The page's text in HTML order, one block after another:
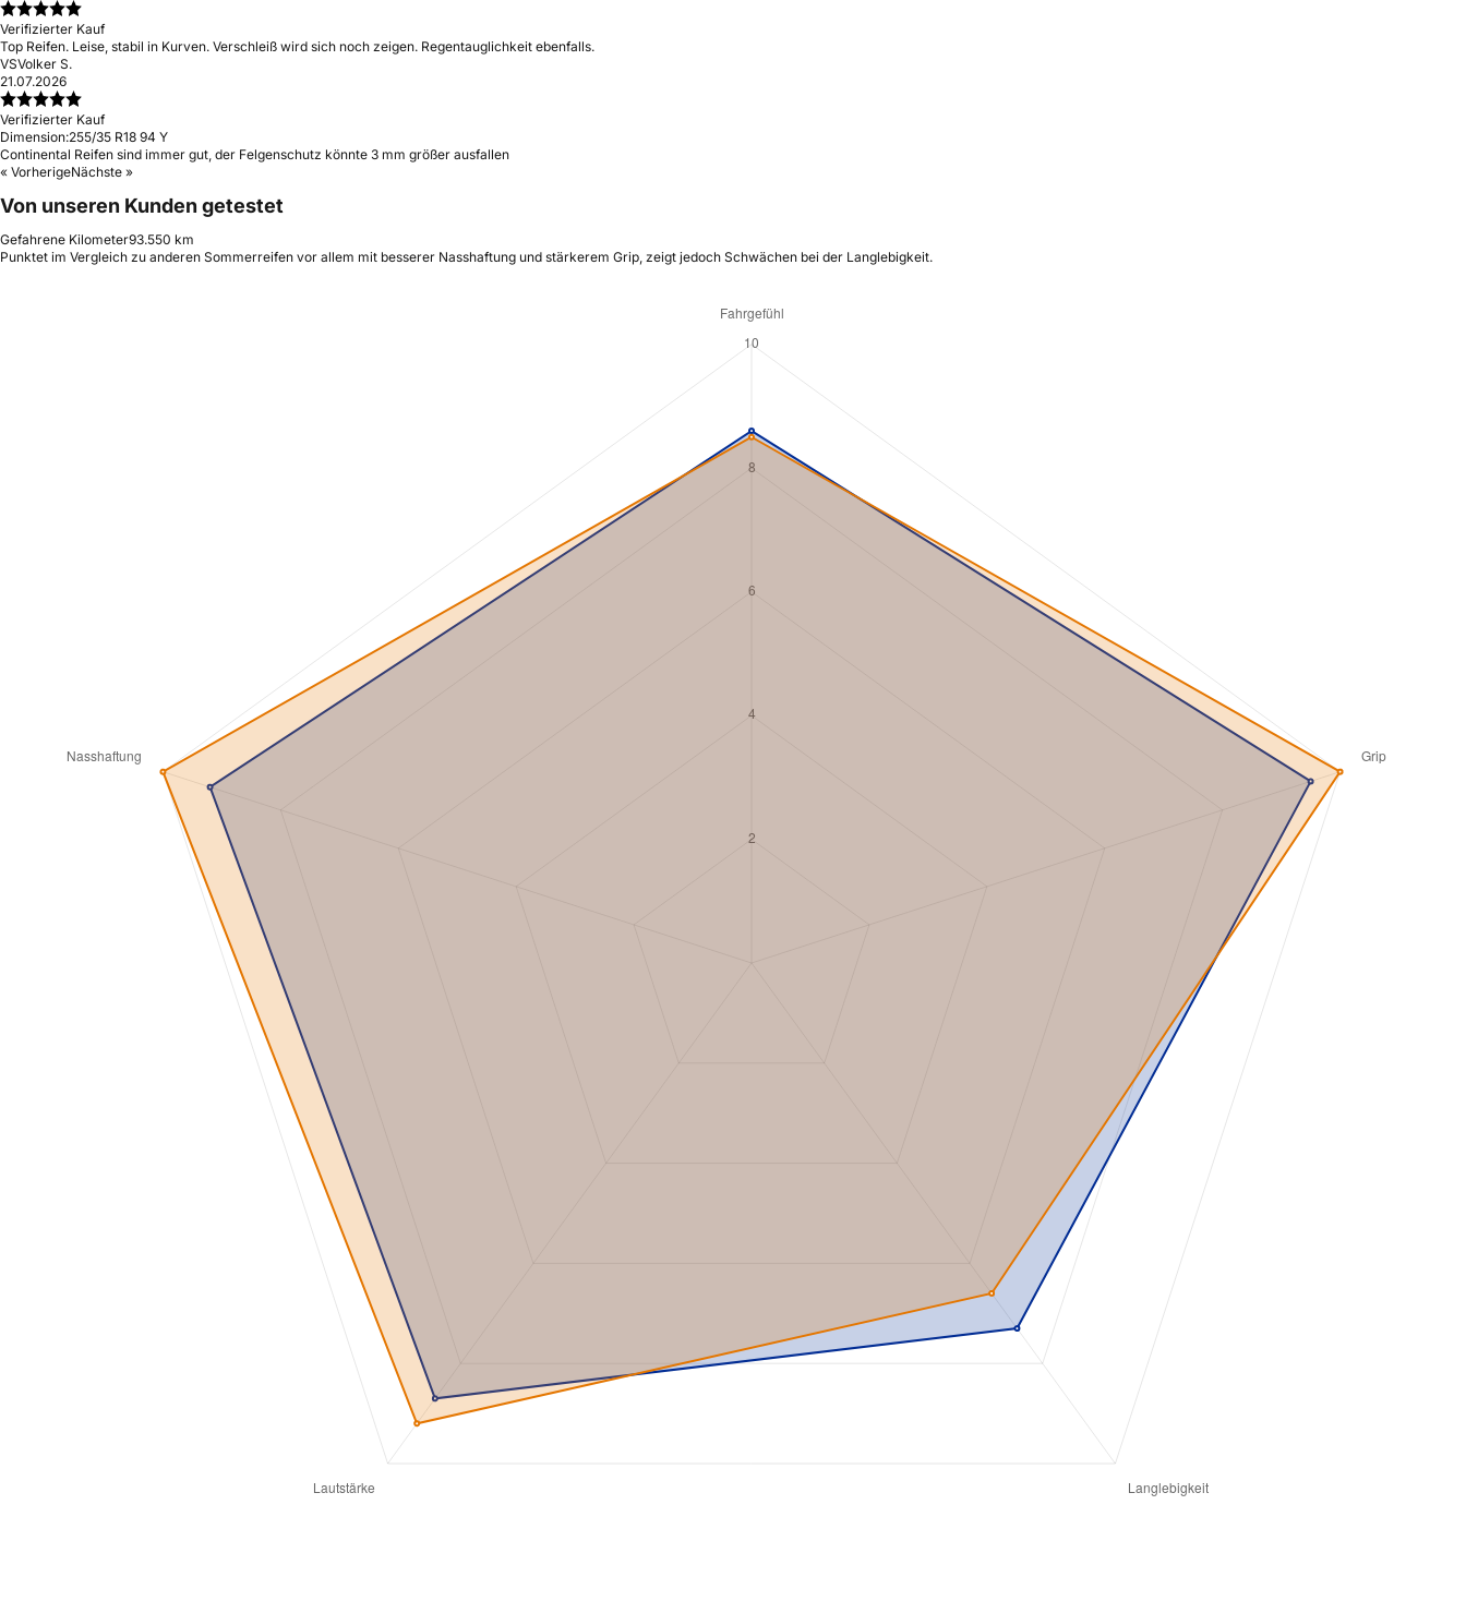
Verifizierter Kauf
Top Reifen. Leise, stabil in Kurven. Verschleiß wird sich noch zeigen. Regentauglichkeit ebenfalls.
VSVolker S.
21.07.2026
Verifizierter Kauf
Dimension:255/35 R18 94 Y
Continental Reifen sind immer gut, der Felgenschutz könnte 3 mm größer ausfallen
« VorherigeNächste »
Von unseren Kunden getestet
Gefahrene Kilometer93.550 km
Punktet im Vergleich zu anderen Sommerreifen vor allem mit besserer Nasshaftung und stärkerem Grip, zeigt jedoch Schwächen bei der Langlebigkeit.